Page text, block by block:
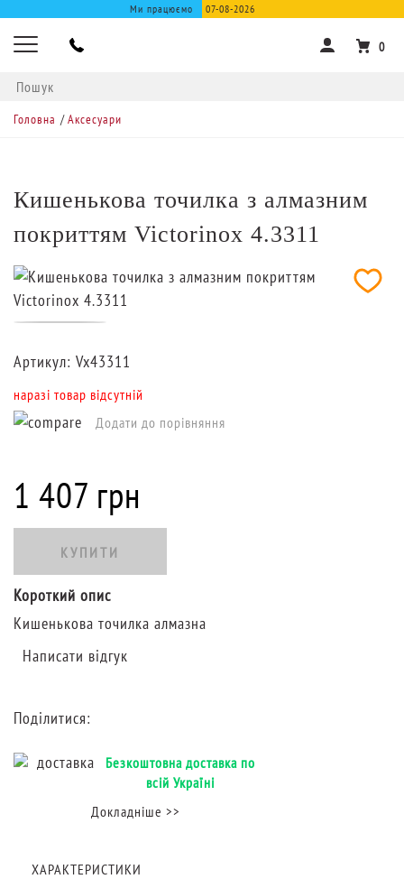
Ми працюємо 07-08-2026
0
Головна /Аксесуари
Кишенькова точилка з алмазним
покриттям Victorinox 4.3311
Артикул: Vx43311
наразі товар відсутній
Додати до порівняння
1 407 грн
КУПИТИ
Короткий опис
Кишенькова точилка алмазна
Написати відгук
Поділитися:
Безкоштовна доставка по
всій Україні
Докладніше >>
ХАРАКТЕРИСТИКИ